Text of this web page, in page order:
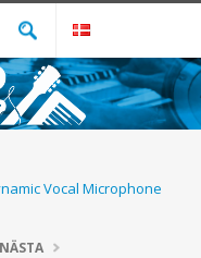
Vocal Microphone
NÄSTA